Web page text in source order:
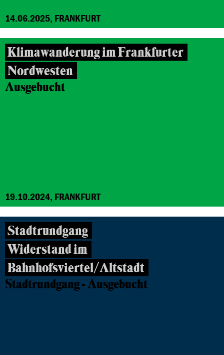
14.06.2025, FRANKFURT
Klimawanderung im Frankfurter
Nordwesten
Ausgebucht
19.10.2024, FRANKFURT
Stadtrundgang
Widerstand im
Bahnhofsviertel/Altstadt
Stadtrundgang - Ausgebucht